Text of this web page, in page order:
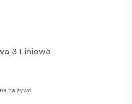
3 Liniowa
na żywo